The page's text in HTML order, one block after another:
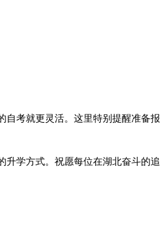
自考就更灵活。这里特别提醒准备报
升学方式。祝愿每位在湖北奋斗的追